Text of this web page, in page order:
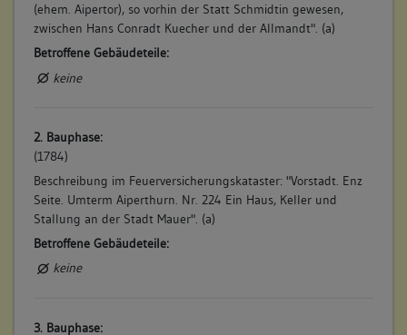
(ehem. Aipertor), so vorhin der Statt Schmidtin gewesen,
zwischen Hans Conradt Kuecher und der Allmandt". (a)
Betroffene Gebäudeteile:
keine
2. Bauphase:
(1784)
Beschreibung im Feuerversicherungskataster: "Vorstadt. Enz
Seite. Umterm Aiperthurn. Nr. 224 Ein Haus, Keller und
Stallung an der Stadt Mauer". (a)
Betroffene Gebäudeteile:
keine
3. Bauphase: